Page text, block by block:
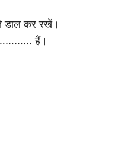
कर रखें।
हैं।